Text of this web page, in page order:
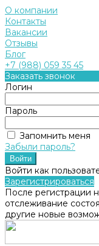
О компании
Контакты
Вакансии
Отзывы
Блог
+7 (988) 059 35 45
Заказать звонок
Логин
Пароль
Запомнить меня
Забыли пароль?
Войти как
Зарегистрироваться
После регистрации
отслеживание
другие новые